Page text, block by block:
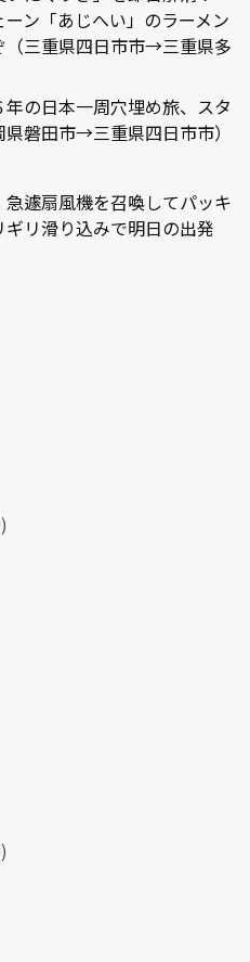
ン「あじへい」のラーメン
（三重県四日市市→三重県多
の日本一周穴埋め旅、スタ
磐田市→三重県四日市市）
急遽扇風機を召喚してパッキ
リ滑り込みで明日の出発